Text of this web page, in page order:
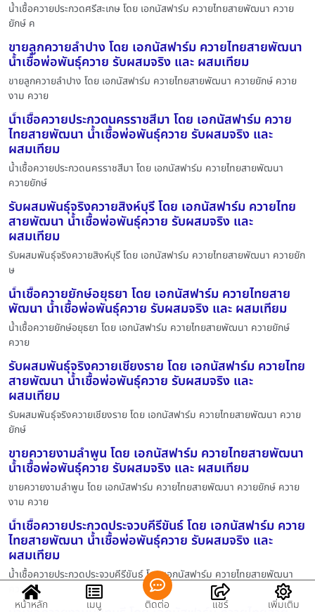
น้ำเชื้อควายประกวดศรีสะเกษ โดย เอกนัสฟาร์ม ควายไทยสายพัฒนา ควาย
ยักษ์ ค
ขายลูกควายลำปาง โดย เอกนัสฟาร์ม ควายไทยสายพัฒนา
น้ำเชื้อพ่อพันธุ์ควาย รับผสมจริง และ ผสมเทียม
ขายลูกควายลำปาง โดย เอกนัสฟาร์ม ควายไทยสายพัฒนา ควายยักษ์ ควาย
งาม ควาย
น้ำเชื้อควายประกวดนครราชสีมา โดย เอกนัสฟาร์ม ควาย
ไทยสายพัฒนา น้ำเชื้อพ่อพันธุ์ควาย รับผสมจริง และ
ผสมเทียม
น้ำเชื้อควายประกวดนครราชสีมา โดย เอกนัสฟาร์ม ควายไทยสายพัฒนา
ควายยักษ์
รับผสมพันธุ์จริงควายสิงห์บุรี โดย เอกนัสฟาร์ม ควายไทย
สายพัฒนา น้ำเชื้อพ่อพันธุ์ควาย รับผสมจริง และ
ผสมเทียม
รับผสมพันธุ์จริงควายสิงห์บุรี โดย เอกนัสฟาร์ม ควายไทยสายพัฒนา ควายยัก
ษ
น้ำเชื้อควายยักษ์อยุธยา โดย เอกนัสฟาร์ม ควายไทยสาย
พัฒนา น้ำเชื้อพ่อพันธุ์ควาย รับผสมจริง และ ผสมเทียม
น้ำเชื้อควายยักษ์อยุธยา โดย เอกนัสฟาร์ม ควายไทยสายพัฒนา ควายยักษ์
ควาย
รับผสมพันธุ์จริงควายเชียงราย โดย เอกนัสฟาร์ม ควายไทย
สายพัฒนา น้ำเชื้อพ่อพันธุ์ควาย รับผสมจริง และ
ผสมเทียม
รับผสมพันธุ์จริงควายเชียงราย โดย เอกนัสฟาร์ม ควายไทยสายพัฒนา ควาย
ยักษ์
ขายควายงามลำพูน โดย เอกนัสฟาร์ม ควายไทยสายพัฒนา
น้ำเชื้อพ่อพันธุ์ควาย รับผสมจริง และ ผสมเทียม
ขายควายงามลำพูน โดย เอกนัสฟาร์ม ควายไทยสายพัฒนา ควายยักษ์ ควาย
งาม ควาย
น้ำเชื้อควายประกวดประจวบคีรีขันธ์ โดย เอกนัสฟาร์ม ควาย
ไทยสายพัฒนา น้ำเชื้อพ่อพันธุ์ควาย รับผสมจริง และ
ผสมเทียม
น้ำเชื้อควายประกวดประจวบคีรีขันธ์ โดย เอกนัสฟาร์ม ควายไทยสายพัฒนา
ควาย
หน้าหลัก เมนู ติดต่อ แชร์ เพิ่มเติม